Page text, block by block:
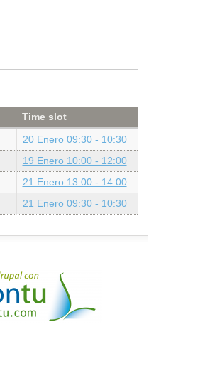
Time slot
20 Enero 09:30 - 10:30
19 Enero 10:00 - 12:00
21 Enero 13:00 - 14:00
21 Enero 09:30 - 10:30